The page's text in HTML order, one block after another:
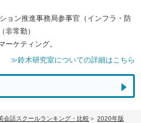
ョン推進事務局参事官（インフラ・防
非常勤）
ーケティング。
≫鈴木研究室についての詳細はこちら
会話スクールランキング・比較
2020年版